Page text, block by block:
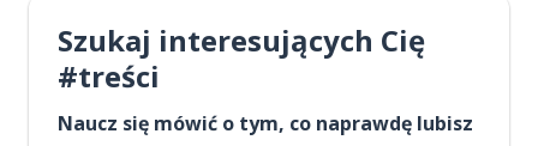
Szukaj interesujących Cię
#treści
Naucz się mówić o tym, co naprawdę lubisz